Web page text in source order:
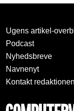
Ugens artikel-
Podcast
Nyhedsbreve
Navnenyt
Kontakt redaktionen